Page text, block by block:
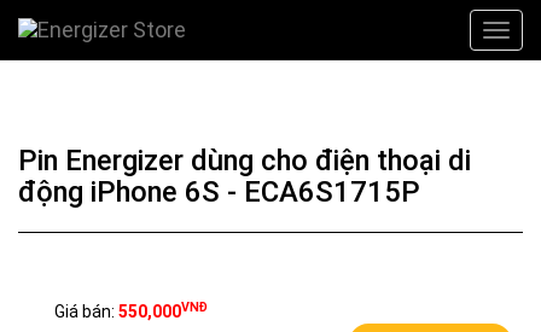
Pin Energizer dùng cho điện thoại di
động iPhone 6S - ECA6S1715P
Giá bán: 550,000VNĐ